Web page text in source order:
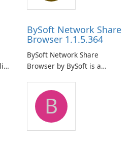
BySoft Network Share
Browser 1.1.5.364
BySoft Network Share
Browser by BySoft is a
application that allows users
to easily browse and manage
shared folders on their
network.
B